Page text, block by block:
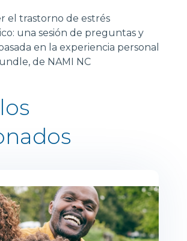
el trastorno de estrés
una sesión de preguntas y
en la experiencia personal
de NAMI NC